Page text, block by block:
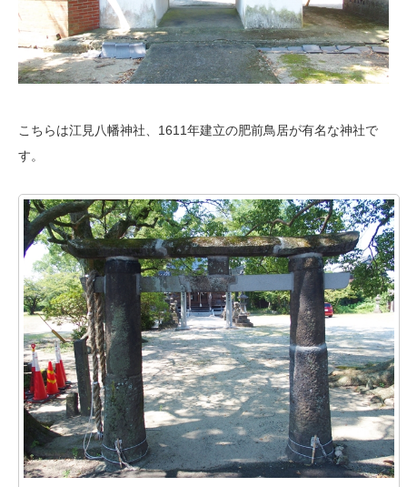
こちらは江見八幡神社、1611年建立の肥前鳥居が有名な神社で
す。